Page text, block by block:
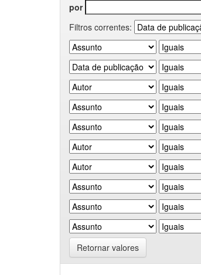
por
Filtros correntes:
Retornar valores